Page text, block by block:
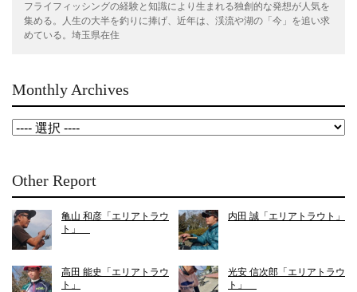
フライフィッシングの経験と知識により生まれる独創的な発想が人気を
集める。人生の大半を釣りに捧げ、近年は、渓流や湖の「今」を追い求
めている。埼玉県在住
Monthly Archives
Other Report
亀山 和彦「エリアトラウ
ト」
内田 誠「エリアトラウト」
高田 能史「エリアトラウ
ト」
光安 信次郎「エリアトラウ
ト」